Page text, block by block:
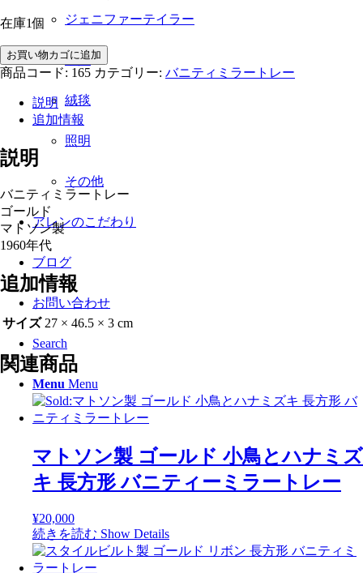
ジェニファーテイラー
家具
絨毯
照明
その他
アレンのこだわり
ブログ
お問い合わせ
Search
Menu Menu
在庫1個
マ
ト
ー
ル
ド
小
鳥
と
ナ
ミ
キ
ニ
テ
お買い物カゴに追加
商品コード: 165 カテゴリー: バニティミラートレー
説明
追加情報
説明
バニティミラートレー
ゴールド
マトソン製
1960年代
追加情報
サイズ 27 × 46.5 × 3 cm
関連商品
マトソン製 ゴールド 小鳥とハナミズ
キ 長方形 バニティーミラートレー
¥20,000
続きを読む Show Details